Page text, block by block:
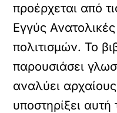
προέρχεται από
Εγγύς
πολιτισμών. Το
παρουσιάσει
αναλύει
υποστηρίξει